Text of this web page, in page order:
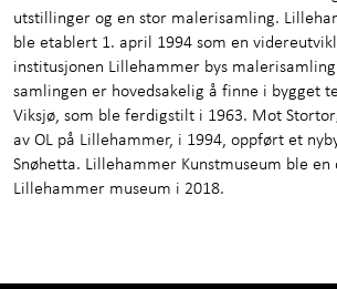
utstillinger og en stor malerisamling.
ble etablert 1. april 1994 som en
institusjonen Lillehammer bys
samlingen er hovedsakelig å finne i bygget
Viksjø, som ble ferdigstilt i 1963. Mot
av OL på Lillehammer, i 1994, oppført et
Snøhetta. Lillehammer Kunstmuseum ble en
Lillehammer museum i 2018.